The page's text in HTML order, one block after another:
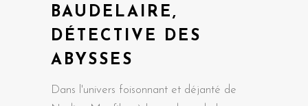
BAUDELAIRE,
DÉTECTIVE DES
ABYSSES
Dans l'univers foisonnant et déjanté de